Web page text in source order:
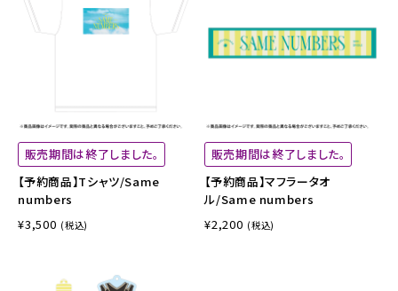
販売期間は終了しました。
【予約商品】Tシャツ/Same
numbers
¥3,500 (税込)
販売期間は終了しました。
【予約商品】マフラータオ
ル/Same numbers
¥2,200 (税込)